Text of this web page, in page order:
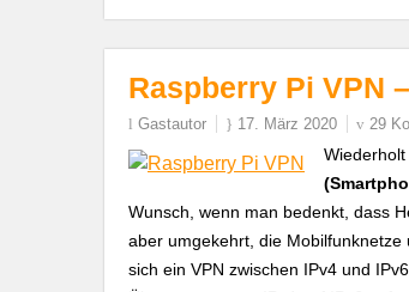
Raspberry Pi VPN
Gastautor 17. März 2020 29
Wunsch, wenn man bedenkt, dass
aber umgekehrt, die
sich ein VPN zwischen IPv4 und